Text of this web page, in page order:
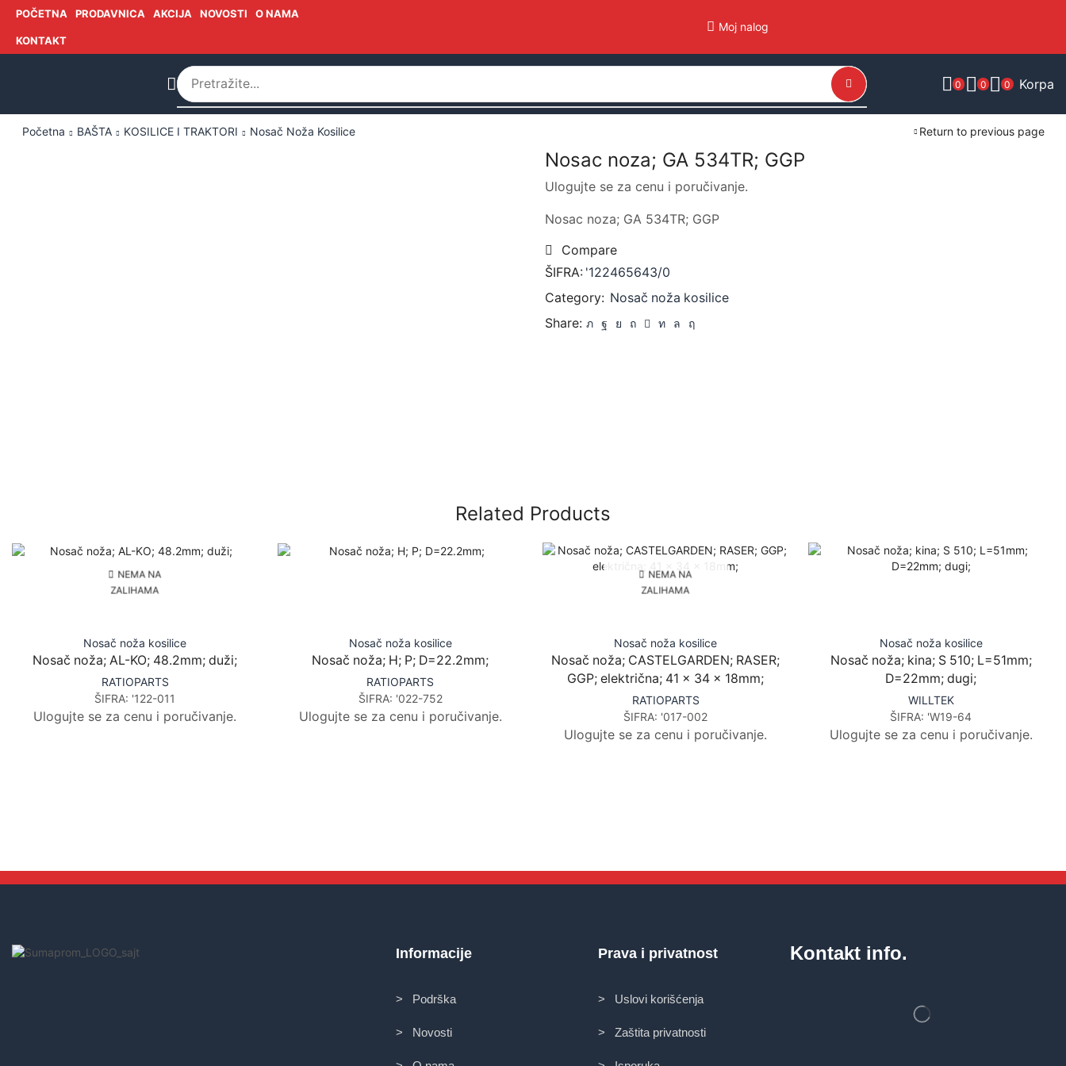
POČETNA PRODAVNICA AKCIJA NOVOSTI O NAMA
KONTAKT
Moj nalog
0 0 0 Korpa
Početna BAŠTA KOSILICE I TRAKTORI Nosač Noža Kosilice Return to previous page
Nosac noza; GA 534TR; GGP
Ulogujte se za cenu i poručivanje.
Nosac noza; GA 534TR; GGP
Compare
ŠIFRA: '122465643/0
Category: Nosač noža kosilice
Share:
Related Products
NEMA NA
ZALIHAMA
Nosač noža kosilice
Nosač noža; AL-KO; 48.2mm; duži;
RATIOPARTS
ŠIFRA: '122-011
Ulogujte se za cenu i poručivanje.
Nosač noža kosilice
Nosač noža; H; P; D=22.2mm;
RATIOPARTS
ŠIFRA: '022-752
Ulogujte se za cenu i poručivanje.
NEMA NA
ZALIHAMA
Nosač noža kosilice
Nosač noža; CASTELGARDEN; RASER;
GGP; električna; 41 x 34 x 18mm;
RATIOPARTS
ŠIFRA: '017-002
Ulogujte se za cenu i poručivanje.
Nosač noža kosilice
Nosač noža; kina; S 510; L=51mm;
D=22mm; dugi;
WILLTEK
ŠIFRA: 'W19-64
Ulogujte se za cenu i poručivanje.
Informacije
> Podrška
> Novosti
Prava i privatnost
> Uslovi korišćenja
> Zaštita privatnosti
Kontakt info.